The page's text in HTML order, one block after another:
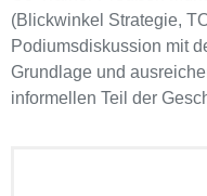
(Blickwinkel Strategie,
Podiumsdiskussion mit
Grundlage und
informellen Teil der